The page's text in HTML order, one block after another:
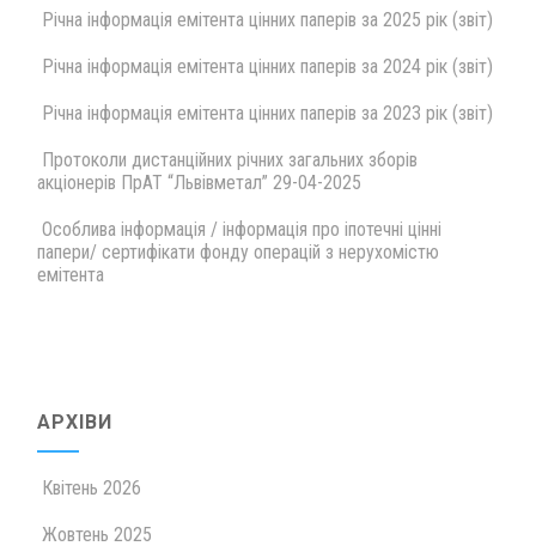
Річна інформація емітента цінних паперів за 2025 рік (звіт)
Річна інформація емітента цінних паперів за 2024 рік (звіт)
Річна інформація емітента цінних паперів за 2023 рік (звіт)
Протоколи дистанційних річних загальних зборів
акціонерів ПрАТ “Львівметал” 29-04-2025
Особлива інформація / інформація про іпотечні цінні
папери/ сертифікати фонду операцій з нерухомістю
емітента
АРХІВИ
Квітень 2026
Жовтень 2025